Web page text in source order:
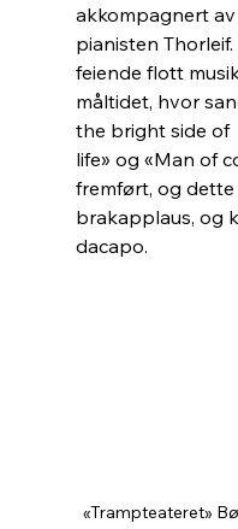
akkompagnert
pianisten Thorleif.
feiende flott
måltidet, hvor
the bright side of
life» og «Man of
fremført, og
brakapplaus, og
dacapo.
«Trampteateret»